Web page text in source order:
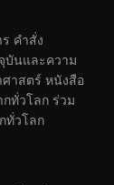
คำสั่ง
บันและความ
าสตร์ หนังสือ
ทั่วโลก ร่วม
ทั่วโลก